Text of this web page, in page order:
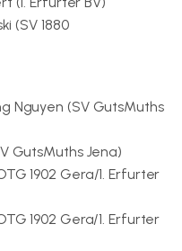
(SV 1880
Nguyen (SV GutsMuths
GutsMuths Jena)
1902 Gera/1. Erfurter
1902 Gera/1. Erfurter